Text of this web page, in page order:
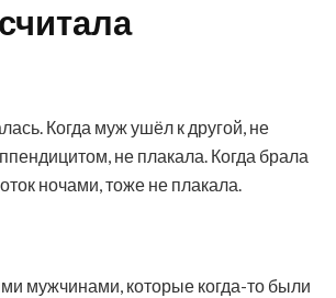
Когда муж ушёл к другой, не
не плакала. Когда брала
ночами, тоже не плакала.
мужчинами, которые когда-то были